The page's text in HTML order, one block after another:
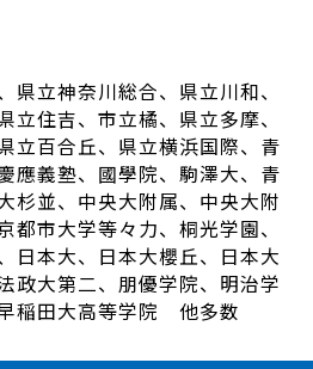
県立神奈川総合、県立川和、
立住吉、市立橘、県立多摩、
立百合丘、県立横浜国際、青
應義塾、國學院、駒澤大、青
杉並、中央大附属、中央大附
都市大学等々力、桐光学園、
日本大、日本大櫻丘、日本大
政大第二、朋優学院、明治学
稲田大高等学院 他多数